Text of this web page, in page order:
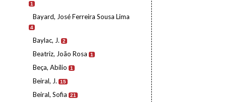
1
Bayard, José Ferreira Sousa Lima
4
Baylac, J. 2
Beatriz, João Rosa 1
Beça, Abílio 1
Beiral, J. 15
Beiral, Sofia 21